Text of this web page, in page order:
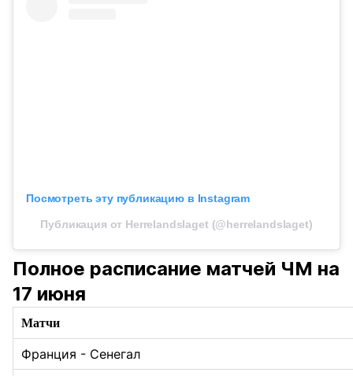
Посмотреть эту публикацию в Instagram
Публикация от Herrelandslaget (@herrelandslaget)
Полное расписание матчей ЧМ на
17 июня
Матчи
Франция - Сенегал